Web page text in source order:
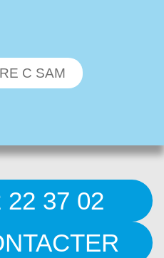
C SAM
22 37 02